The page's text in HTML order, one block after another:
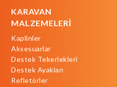
KARAVAN
MALZEMELERİ
Kaplinler
Aksesuarlar
Destek Tekerlekleri
Destek Ayakları
Refletörler